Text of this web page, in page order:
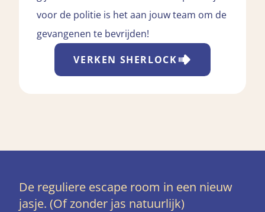
voor de politie is het aan jouw team om de
gevangenen te bevrijden!
VERKEN SHERLOCK
De reguliere escape room in een nieuw
jasje. (Of zonder jas natuurlijk)